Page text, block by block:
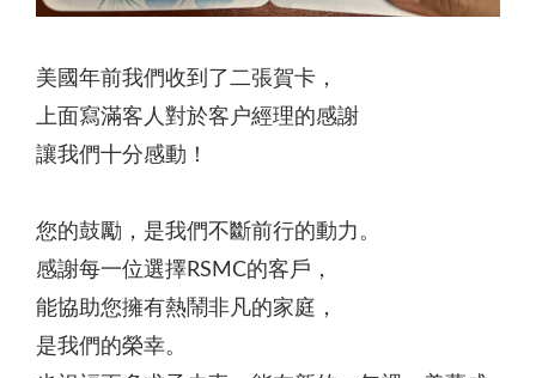
美國年前我們收到了二張賀卡，
上面寫滿客人對於客户經理的感謝
讓我們十分感動！
您的鼓勵，是我們不斷前行的動力。
感謝每一位選擇RSMC的客戶，
能協助您擁有熱鬧非凡的家庭，
是我們的榮幸。